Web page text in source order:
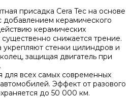
присадка Cera Tec на основе
керамического
керамических
снижается трение.
стенки цилиндров и
защищая двигатель при
всех самых современных
Эффект от разового
до 50 000 км.